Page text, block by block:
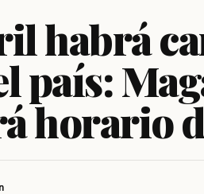
habrá
país:
horario